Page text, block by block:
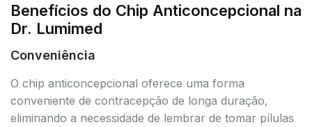
Benefícios do Chip Anticoncepcional na
Dr. Lumimed
Conveniência
O chip anticoncepcional oferece uma forma
conveniente de contracepção de longa duração,
eliminando a necessidade de lembrar de tomar pílulas